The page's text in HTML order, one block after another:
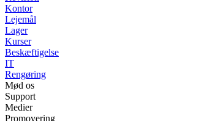
Kontor
Lejemål
Lager
Kurser
Beskæftigelse
IT
Rengøring
Mød os
Support
Medier
Promovering